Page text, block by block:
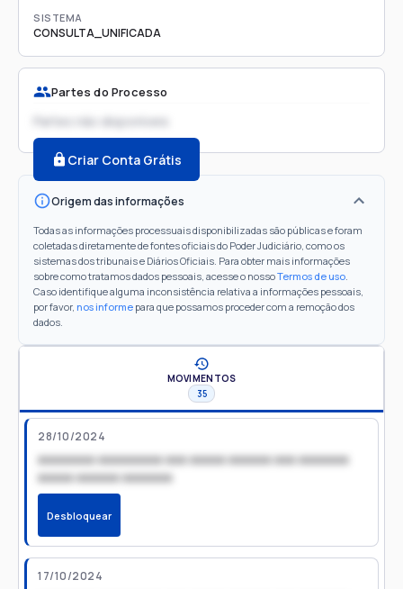
SISTEMA
CONSULTA_UNIFICADA
Partes do Processo
Partes não disponíveis
Criar Conta Grátis
Origem das informações
Todas as informações processuais disponibilizadas são públicas e foram
coletadas diretamente de fontes oficiais do Poder Judiciário, como os
sistemas dos tribunais e Diários Oficiais. Para obter mais informações
sobre como tratamos dados pessoais, acesse o nossoTermos de uso.
Caso identifique alguma inconsistência relativa a informações pessoais,
por favor, nos informe para que possamos proceder com a remoção dos
dados.
MOVIMENTOS
35
28/10/2024
xxxxxxxx xxxxxxxxx xxx xxxxx xxxxxx xxx xxxxxxx
xxxxx xxxxxx xxxxxxx
Desbloquear
17/10/2024